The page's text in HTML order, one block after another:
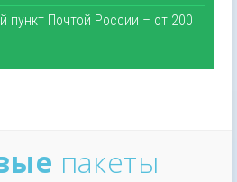
Почтой России – от 200
пакеты